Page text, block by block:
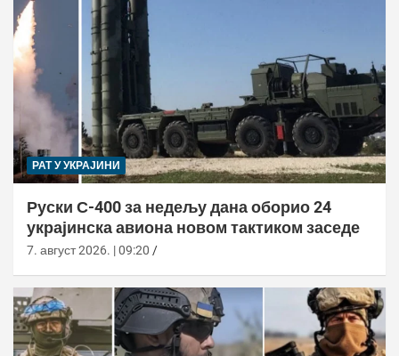
РАТ У УКРАЈИНИ
Руски С-400 за недељу дана оборио 24
украјинска авиона новом тактиком заседе
7. август 2026. | 09:20